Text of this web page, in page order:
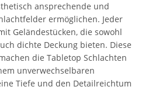
ansprechende und
ermöglichen. Jeder
Geländestücken, die sowohl
dichte Deckung bieten. Diese
die Tabletop Schlachten
unverwechselbaren
Tiefe und den Detailreichtum